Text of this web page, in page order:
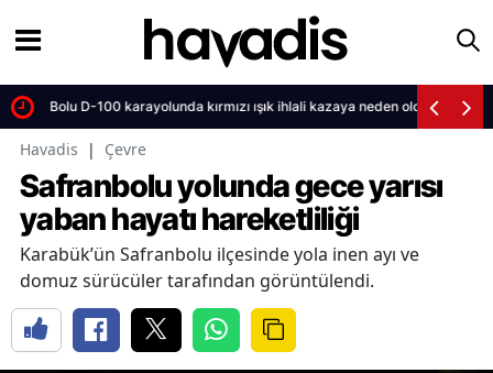
Bolu D-100 karayolunda kırmızı ışık ihlali kazaya neden oldu?
Havadis | Çevre
Safranbolu yolunda gece yarısı
yaban hayatı hareketliliği
Karabük’ün Safranbolu ilçesinde yola inen ayı ve
domuz sürücüler tarafından görüntülendi.